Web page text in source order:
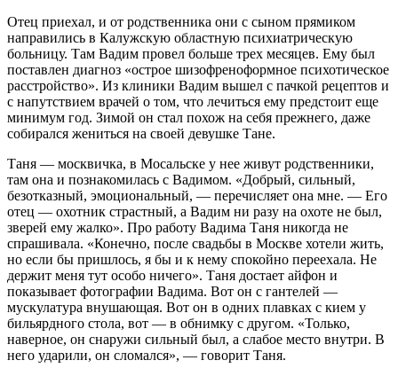
Отец приехал, и от родственника они с сыном прямиком
направились в Калужскую областную психиатрическую
больницу. Там Вадим провел больше трех месяцев. Ему был
поставлен диагноз «острое шизофреноформное психотическое
расстройство». Из клиники Вадим вышел с пачкой рецептов и
с напутствием врачей о том, что лечиться ему предстоит еще
минимум год. Зимой он стал похож на себя прежнего, даже
собирался жениться на своей девушке Тане.
Таня — москвичка, в Мосальске у нее живут родственники,
там она и познакомилась с Вадимом. «Добрый, сильный,
безотказный, эмоциональный, — перечисляет она мне. — Его
отец — охотник страстный, а Вадим ни разу на охоте не был,
зверей ему жалко». Про работу Вадима Таня никогда не
спрашивала. «Конечно, после свадьбы в Москве хотели жить,
но если бы пришлось, я бы и к нему спокойно переехала. Не
держит меня тут особо ничего». Таня достает айфон и
показывает фотографии Вадима. Вот он с гантелей —
мускулатура внушающая. Вот он в одних плавках с кием у
бильярдного стола, вот — в обнимку с другом. «Только,
наверное, он снаружи сильный был, а слабое место внутри. В
него ударили, он сломался», — говорит Таня.